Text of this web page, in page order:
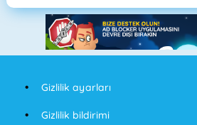
Gizlilik ayarları
Gizlilik bildirimi